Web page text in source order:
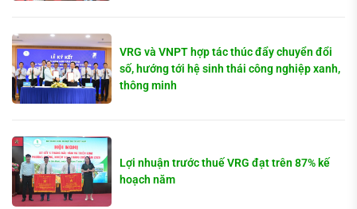
VRG và VNPT hợp tác thúc đẩy chuyển đổi
số, hướng tới hệ sinh thái công nghiệp xanh,
thông minh
Lợi nhuận trước thuế VRG đạt trên 87% kế
hoạch năm